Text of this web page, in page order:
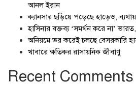
আনল ইরান
ক্যানসার ছড়িয়ে পড়েছে হাড়েও,
হাসিনার বক্তব্য ‘সমর্থন করে না’
অনিয়মে ভর করেই চলছে বেসরকারি
খাবারে ক্ষতিকর রাসায়নিক জীবাণু
Recent Comments